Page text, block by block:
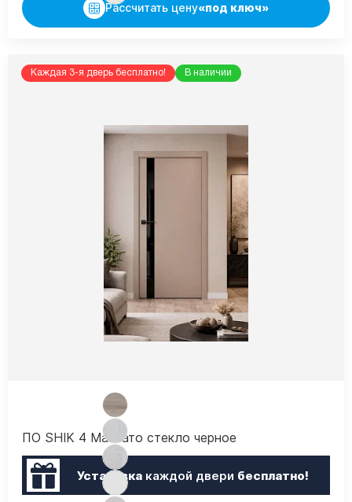
Рассчитать цену«под ключ»
Каждая 3-я дверь бесплатно! В наличии
ПО SHIK 4 Макиато стекло черное
Установкакаждой двери бесплатно!